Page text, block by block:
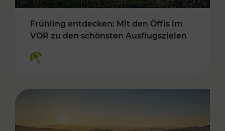
Frühling entdecken: Mit den Öffis im
VOR zu den schönsten Ausflugszielen